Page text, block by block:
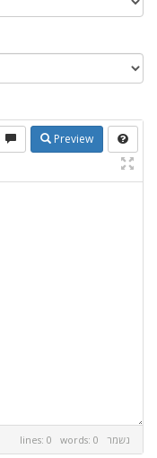
Preview
lines: 0 words: 0 נשמר